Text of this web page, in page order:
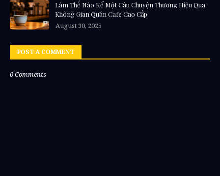
Làm Thế Nào Kể Một Câu Chuyện Thương Hiệu Qua
Không Gian Quán Cafe Cao Cấp
August 30, 2025
POST A COMMENT
0 Comments